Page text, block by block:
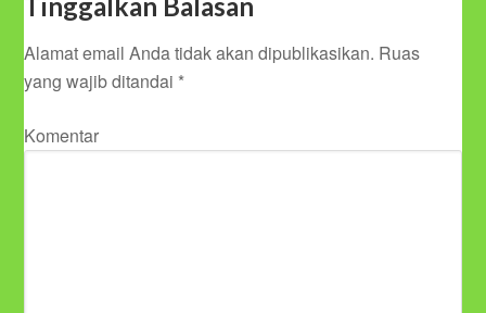
Alamat email Anda tidak akan dipublikasikan. Ruas
yang wajib ditandai *
Komentar